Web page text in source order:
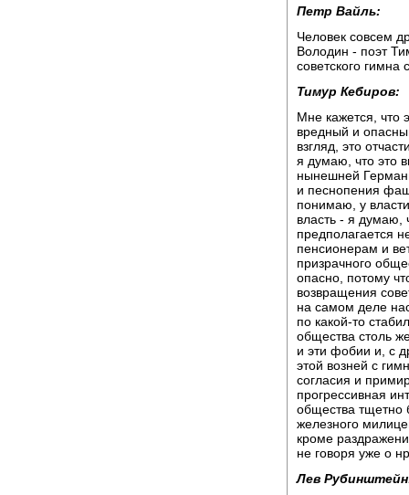
Петр Вайль:
Человек совсем
Володин - поэт
советского
Тимур Кебиров:
Мне кажется, что
вредный и
взгляд, это
я думаю, что это
нынешней
и песнопения
понимаю, у
власть - я думаю,
предполагается
пенсионерам и
призрачного
опасно, потому
возвращения
на самом деле
по какой-то
общества столь
и эти фобии и, с
этой возней с
согласия и
прогрессивная
общества тщетно
железного
кроме
не говоря уже о
Лев